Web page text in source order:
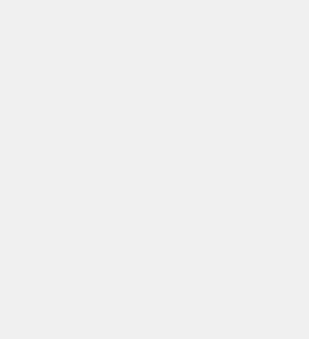
statistics or
different sources
content